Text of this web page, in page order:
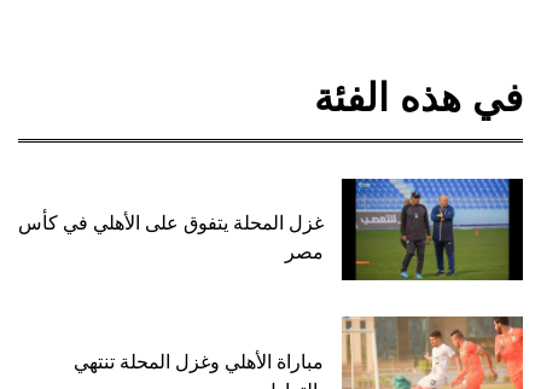
في هذه الفئة
غزل المحلة يتفوق على الأهلي في كأس
مصر
مباراة الأهلي وغزل المحلة تنتهي